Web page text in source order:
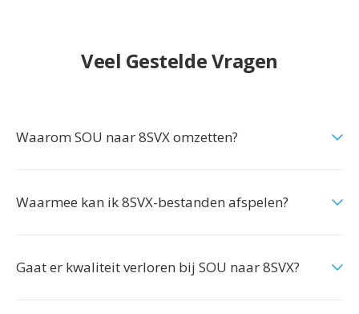
Veel Gestelde Vragen
Waarom SOU naar 8SVX omzetten?
Waarmee kan ik 8SVX-bestanden afspelen?
Gaat er kwaliteit verloren bij SOU naar 8SVX?